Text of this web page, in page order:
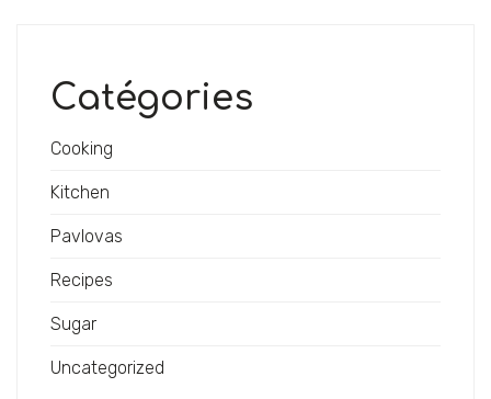
Catégories
Cooking
Kitchen
Pavlovas
Recipes
Sugar
Uncategorized